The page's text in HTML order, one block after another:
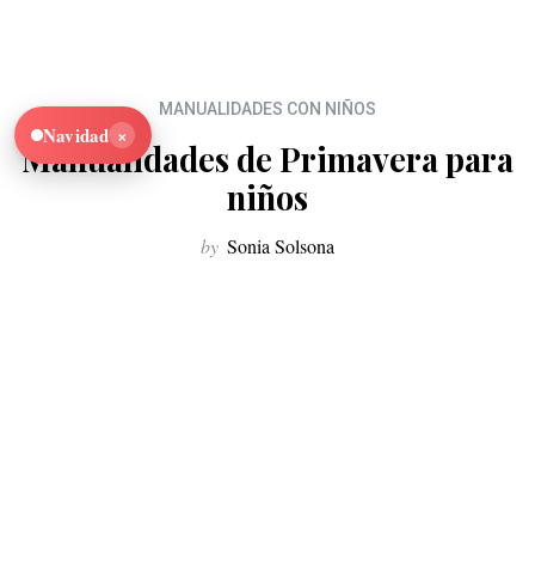
MANUALIDADES CON NIÑOS
Manualidades de Primavera para
niños
by Sonia Solsona
Navidad ×